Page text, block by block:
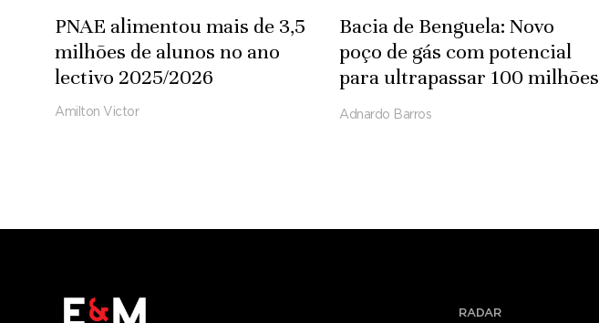
PNAE alimentou mais de 3,5
milhões de alunos no ano
lectivo 2025/2026
Amilton Victor
Bacia de Benguela: Novo
poço de gás com potencial
para ultrapassar 100 milhões
de pés cúbicos por dia
Adnardo Barros
RADAR